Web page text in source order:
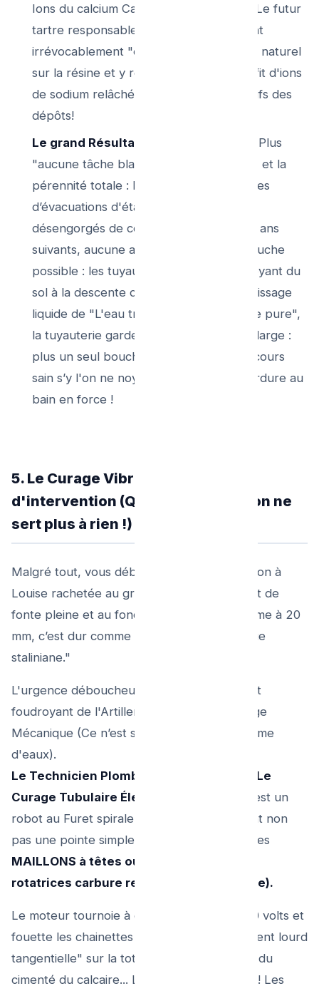
Ions du calcium Calcium et Magnésium (Le futur
tartre responsable de tout!) s’accrochent
irrévocablement "en échange" chimique naturel
sur la résine et y reste piégées... au profit d'ions
de sodium relâchés doux de sel inoffensifs des
dépôts!
Le grand Résultat post-adoucisseur: Plus
"aucune tâche blanche à la cuisine inox" et la
pérennité totale : Les conduites plastiques
d’évacuations d'étage sont totalement
désengorgés de ce soucis à pour les 40 ans
suivants, aucune accroche grasse de douche
possible : les tuyaux se noient autonettoyant du
sol à la descente du collecteur par du glissage
liquide de "L'eau très adoucie moussante pure",
la tuyauterie garde de sa section pleine large :
plus un seul bouchon n'arrêtera ce parcours
sain s’y l'on ne noye le sac plastique d’ordure au
bain en force !
5. Le Curage Vibratoire pro
d'intervention (Quand la prévention ne
sert plus à rien !)
Malgré tout, vous débarquez en vieille Maison à
Louise rachetée au grand-père... L’égout est de
fonte pleine et au fond "le passage est minime à 20
mm, c’est dur comme de la grotte géologique
staliniane."
L'urgence déboucheurs va mettre le produit
foudroyant de l'Artillerie anti tartre à outillage
Mécanique (Ce n’est surtout plus un problème
d'eaux).
Le Technicien Plombier Urgence sortira Le
Curage Tubulaire Électrique Piqueur
. C’est un
robot au Furet spirale de fil épais, possédant non
pas une pointe simple du commerce, mais des
MAILLONS à têtes ou CHAINE Battantes
rotatrices carbure renforcé (à masselotte).
Le moteur tournoie à de fortes vitesses 220 volts et
fouette les chainettes par "force de battement lourd
tangentielle" sur la totalité du dôme interne du
cimenté du calcaire... Les pierres se brisent ! Les